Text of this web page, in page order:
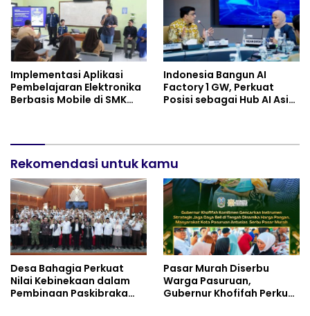
Implementasi Aplikasi
Pembelajaran Elektronika
Berbasis Mobile di SMK
Indonesia Bangun AI
Factory 1 GW, Perkuat
Posisi sebagai Hub AI Asia
Rekomendasi untuk kamu
Desa Bahagia Perkuat
Nilai Kebinekaan dalam
Pembinaan Paskibraka
Pasar Murah Diserbu
Warga Pasuruan,
Gubernur Khofifah Perkuat